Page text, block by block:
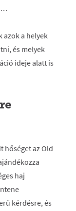
azok a helyek
és melyek
ideje alatt is
hőséget az Old
haj
kérdésre, és